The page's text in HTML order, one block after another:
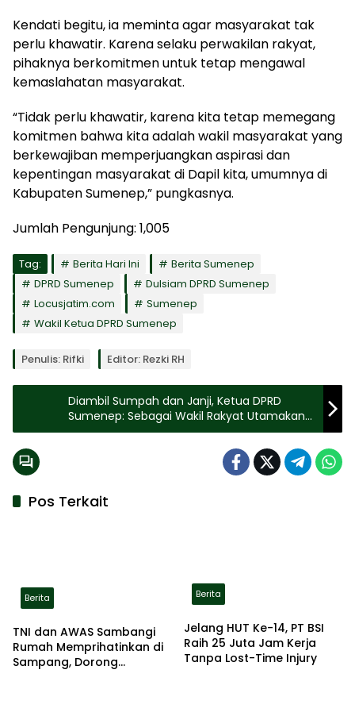
Kendati begitu, ia meminta agar masyarakat tak
perlu khawatir. Karena selaku perwakilan rakyat,
pihaknya berkomitmen untuk tetap mengawal
kemaslahatan masyarakat.
“Tidak perlu khawatir, karena kita tetap memegang
komitmen bahwa kita adalah wakil masyarakat yang
berkewajiban memperjuangkan aspirasi dan
kepentingan masyarakat di Dapil kita, umumnya di
Kabupaten Sumenep,” pungkasnya.
Jumlah Pengunjung: 1,005
Tag: Berita Hari Ini
Berita Sumenep
DPRD Sumenep
Dulsiam DPRD Sumenep
Locusjatim.com
Sumenep
Wakil Ketua DPRD Sumenep
Penulis: Rifki Editor: Rezki RH
Diambil Sumpah dan Janji, Ketua DPRD
Sumenep: Sebagai Wakil Rakyat Utamakan
Kepentingan Masyarakat
Pos Terkait
Berita
TNI dan AWAS Sambangi
Rumah Memprihatinkan di
Sampang, Dorong
Berita
Jelang HUT Ke-14, PT BSI
Raih 25 Juta Jam Kerja
Tanpa Lost-Time Injury